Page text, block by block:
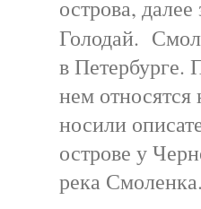
острова,
Голодай.
в Петербурге.
нем относятся
носили
острове у
река Смоленка.